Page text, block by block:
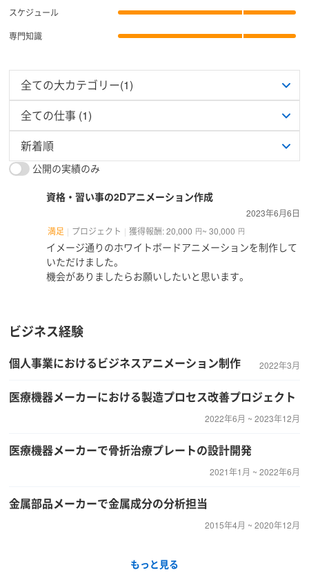
スケジュール
専門知識
公開の実績のみ
資格・習い事の2Dアニメーション作成
2023年6月6日
満足
プロジェクト 獲得報酬: 20,000 円~ 30,000 円
イメージ通りのホワイトボードアニメーションを制作して
いただけました。
機会がありましたらお願いしたいと思います。
ビジネス経験
個人事業におけるビジネスアニメーション制作 2022年3月
医療機器メーカーにおける製造プロセス改善プロジェクト
2022年6月 ~ 2023年12月
医療機器メーカーで骨折治療プレートの設計開発
2021年1月 ~ 2022年6月
金属部品メーカーで金属成分の分析担当
2015年4月 ~ 2020年12月
もっと見る